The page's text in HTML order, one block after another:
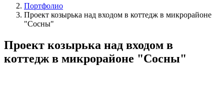
Портфолио
Проект козырька над входом в коттедж в микрорайоне
"Сосны"
Проект козырька над входом в
коттедж в микрорайоне "Сосны"